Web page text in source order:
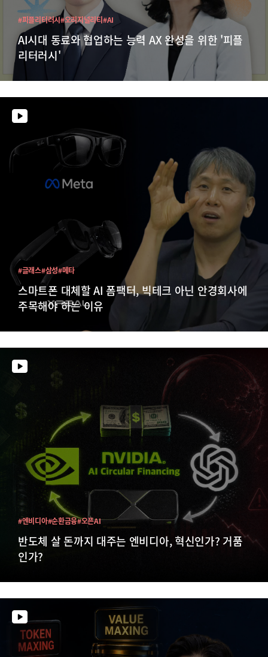
AI시대 동료와 협업하는 능력 AX 완성을 위한 '피플
리터러시'
#피플리터러시#오리지널리티#AI
스마트폰 대체할 AI 폼팩터, 빅테크 아닌 안경회사에
주목해야 하는 이유
#글래스#삼성#메타
반도체 살 돈까지 대주는 엔비디아, 혁신인가? 거품
인가?
#엔비디아#순환금융#오픈AI